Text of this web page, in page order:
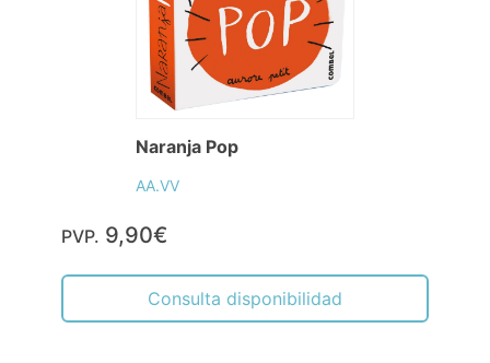
Naranja Pop
AA.VV
PVP. 9,90€
Consulta disponibilidad